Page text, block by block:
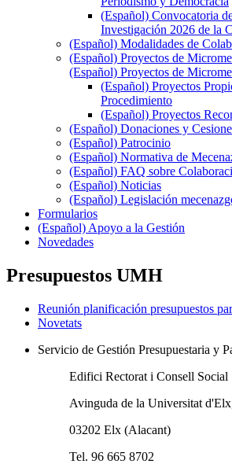
(Español) Convocatoria
Investigación 2026 de la
(Español) Modalidades de
(Español) Proyectos de
(Español) Proyectos de
(Español) Proyectos
Procedimiento
(Español) Proyectos
(Español) Donaciones y
(Español) Patrocinio
(Español) Normativa de
(Español) FAQ sobre
(Español) Noticias
(Español) Legislación
Formularios
(Español) Apoyo a la Gestión
Novedades
Presupuestos UMH
Reunión planificación presupuestos
Novetats
Servicio de Gestión Presupuestaria y
Edifici Rectorat i Consell Social
Avinguda de la Universitat
03202 Elx (Alacant)
Tel. 96 665 8702